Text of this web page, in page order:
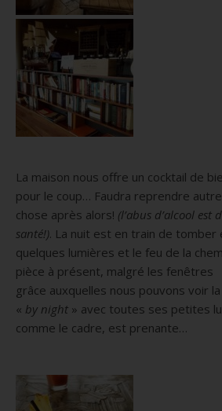
La maison nous offre un cocktail de
pour le coup… Faudra reprendre
chose après alors! (l’abus d’alcool
santé!). La nuit est en train de tomber
quelques lumières et le feu de la
pièce à présent, malgré les fenêtres
grâce auxquelles nous pouvons voir
« by night » avec toutes ses petites
comme le cadre, est prenante…